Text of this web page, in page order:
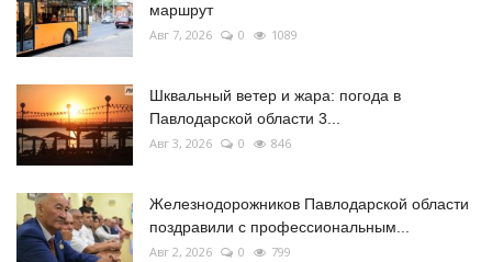
маршрут
Авг 7, 2026 0 1089
Шквальный ветер и жара: погода в
Павлодарской области 3...
Авг 3, 2026 0 846
Железнодорожников Павлодарской области
поздравили с профессиональным...
Авг 2, 2026 0 799